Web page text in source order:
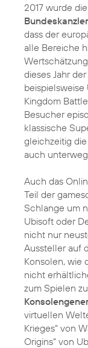
2017 wurde
dass der
alle Bereiche
dieses Jahr
beispielsweise
Kingdom
Besucher
klassische
gleichzeitig
auch
Auch das
Teil der
Schlange um
Ubisoft oder
nicht nur
Aussteller auf
Konsolen, wie
nicht
zum Spielen
virtuellen
Krieges“ von
Origins“ von